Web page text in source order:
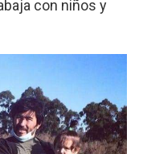
con niños y